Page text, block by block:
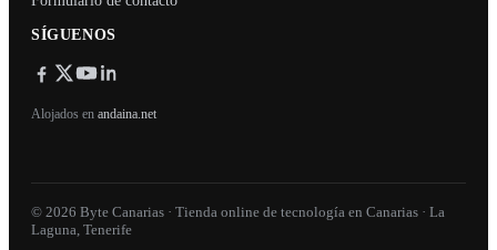
SÍGUENOS
Alojados en andaina.net
© 2026 Byte Canarias · Tienda online de tecnología en Canarias · La
Laguna, Tenerife